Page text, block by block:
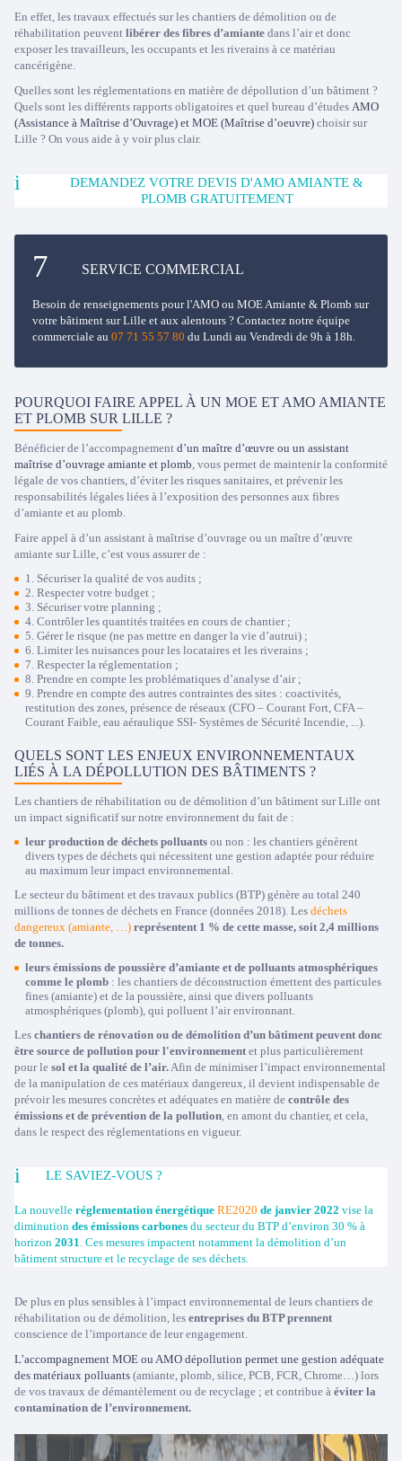
En effet, les travaux effectués sur les chantiers de démolition ou de
réhabilitation peuvent libérer des fibres d’amiante dans l’air et donc
exposer les travailleurs, les occupants et les riverains à ce matériau
cancérigène.
Quelles sont les réglementations en matière de dépollution d’un bâtiment ?
Quels sont les différents rapports obligatoires et quel bureau d’études AMO
(Assistance à Maîtrise d’Ouvrage) et MOE (Maîtrise d’oeuvre) choisir sur
Lille ? On vous aide à y voir plus clair.
DEMANDEZ VOTRE DEVIS D'AMO AMIANTE &
PLOMB GRATUITEMENT
SERVICE COMMERCIAL
Besoin de renseignements pour l'AMO ou MOE Amiante & Plomb sur
votre bâtiment sur Lille et aux alentours ? Contactez notre équipe
commerciale au 07 71 55 57 80 du Lundi au Vendredi de 9h à 18h.
POURQUOI FAIRE APPEL À UN MOE ET AMO AMIANTE
ET PLOMB SUR LILLE ?
Bénéficier de l’accompagnement d’un maître d’œuvre ou un assistant
maîtrise d’ouvrage amiante et plomb, vous permet de maintenir la conformité
légale de vos chantiers, d’éviter les risques sanitaires, et prévenir les
responsabilités légales liées à l’exposition des personnes aux fibres
d’amiante et au plomb.
Faire appel à d’un assistant à maîtrise d’ouvrage ou un maître d’œuvre
amiante sur Lille, c’est vous assurer de :
1. Sécuriser la qualité de vos audits ;
2. Respecter votre budget ;
3. Sécuriser votre planning ;
4. Contrôler les quantités traitées en cours de chantier ;
5. Gérer le risque (ne pas mettre en danger la vie d’autrui) ;
6. Limiter les nuisances pour les locataires et les riverains ;
7. Respecter la réglementation ;
8. Prendre en compte les problématiques d’analyse d’air ;
9. Prendre en compte des autres contraintes des sites : coactivités,
restitution des zones, présence de réseaux (CFO – Courant Fort, CFA –
Courant Faible, eau aéraulique SSI- Systèmes de Sécurité Incendie, ...).
QUELS SONT LES ENJEUX ENVIRONNEMENTAUX
LIÉS À LA DÉPOLLUTION DES BÂTIMENTS ?
Les chantiers de réhabilitation ou de démolition d’un bâtiment sur Lille ont
un impact significatif sur notre environnement du fait de :
leur production de déchets polluants ou non : les chantiers génèrent
divers types de déchets qui nécessitent une gestion adaptée pour réduire
au maximum leur impact environnemental.
Le secteur du bâtiment et des travaux publics (BTP) génère au total 240
millions de tonnes de déchets en France (données 2018). Les déchets
dangereux (amiante, …) représentent 1 % de cette masse, soit 2,4 millions
de tonnes.
leurs émissions de poussière d’amiante et de polluants atmosphériques
comme le plomb : les chantiers de déconstruction émettent des particules
fines (amiante) et de la poussière, ainsi que divers polluants
atmosphériques (plomb), qui polluent l’air environnant.
Les chantiers de rénovation ou de démolition d’un bâtiment peuvent donc
être source de pollution pour l'environnement et plus particulièrement
pour le sol et la qualité de l’air.Afin de minimiser l’impact environnemental
de la manipulation de ces matériaux dangereux, il devient indispensable de
prévoir les mesures concrètes et adéquates en matière de contrôle des
émissions et de prévention de la pollution, en amont du chantier, et cela,
dans le respect des réglementations en vigueur.
LE SAVIEZ-VOUS ?
La nouvelle réglementation énergétique RE2020 de janvier 2022 vise la
diminution des émissions carbones du secteur du BTP d’environ 30 % à
horizon 2031. Ces mesures impactent notamment la démolition d’un
bâtiment structure et le recyclage de ses déchets.
De plus en plus sensibles à l’impact environnemental de leurs chantiers de
réhabilitation ou de démolition, les entreprises du BTP prennent
conscience de l’importance de leur engagement.
L’accompagnement MOE ou AMO dépollution permet une gestion adéquate
des matériaux polluants (amiante, plomb, silice, PCB, FCR, Chrome…) lors
de vos travaux de démantèlement ou de recyclage ; et contribue à éviter la
contamination de l’environnement.